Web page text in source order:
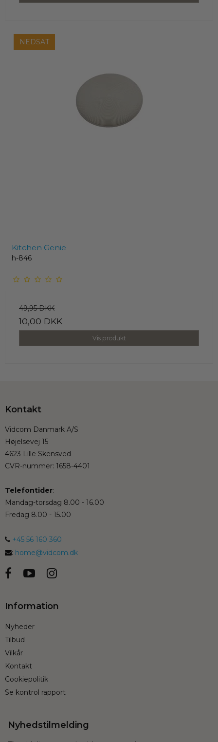
NEDSAT
Kitchen Genie
h-846
49,95 DKK
10,00 DKK
Vis produkt
Kontakt
Vidcom Danmark A/S
Højelsevej 15
4623 Lille Skensved
CVR-nummer: 1658-4401
Telefontider:
Mandag-torsdag 8.00 - 16.00
Fredag 8.00 - 15.00
+45 56 160 360
: home@vidcom.dk
Information
Nyheder
Tilbud
Vilkår
Kontakt
Cookiepolitik
Se kontrol rapport
Nyhedstilmelding